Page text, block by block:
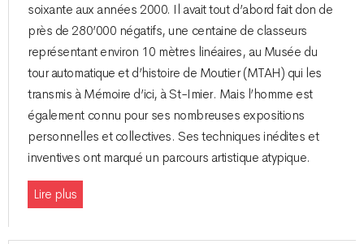
soixante aux années 2000. Il avait tout d’abord fait don de
près de 280’000 négatifs, une centaine de classeurs
représentant environ 10 mètres linéaires, au Musée du
tour automatique et d’histoire de Moutier (MTAH) qui les
transmis à Mémoire d’ici, à St-Imier. Mais l’homme est
également connu pour ses nombreuses expositions
personnelles et collectives. Ses techniques inédites et
inventives ont marqué un parcours artistique atypique.
Lire plus